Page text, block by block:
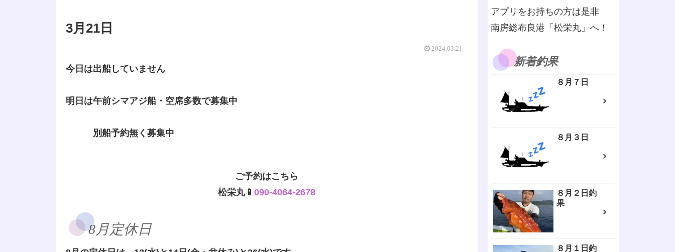
3月21日
2024.03.21
今日は出船していません
明日は午前シマアジ船・空席多数で募集中
別船予約無く募集中
ご予約はこちら
松栄丸📱 090-4064-2678
8月定休日
アプリをお持ちの方は是非
南房総布良港「松栄丸」へ！
新着釣果
８月７日
８月３日
８月２日釣
果
８月１日釣